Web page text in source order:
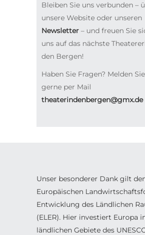
Bleiben Sie uns verbunden –
unsere Website oder unseren
Newsletter – und freuen Sie
uns auf das nächste
den Bergen!
Haben Sie Fragen? Melden
gerne per Mail
theaterindenbergen@gmx.de
Unser besonderer Dank gilt
Europäischen
Entwicklung des Ländlichen
(ELER). Hier investiert Europa
ländlichen Gebiete des